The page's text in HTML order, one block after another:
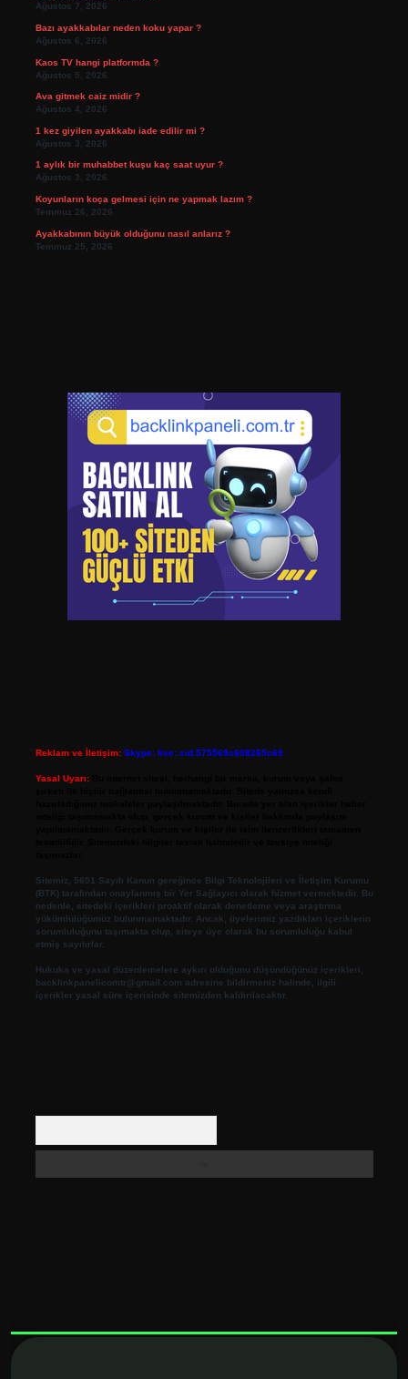
Ağustos 7, 2026
Bazı ayakkabılar neden koku yapar ?
Ağustos 6, 2026
Kaos TV hangi platformda ?
Ağustos 5, 2026
Ava gitmek caiz midir ?
Ağustos 4, 2026
1 kez giyilen ayakkabı iade edilir mi ?
Ağustos 3, 2026
1 aylık bir muhabbet kuşu kaç saat uyur ?
Ağustos 3, 2026
Koyunların koça gelmesi için ne yapmak lazım ?
Temmuz 26, 2026
Ayakkabının büyük olduğunu nasıl anlarız ?
Temmuz 25, 2026
Reklam ve İletişim: Skype: live:.cid.575569c608265c69
Yasal Uyarı:
Sitemiz, 5651 Sayılı Kanun gereğince Bilgi Teknolojileri ve İletişim Kurumu
(BTK) tarafından onaylanmış bir Yer Sağlayıcı olarak hizmet vermektedir. Bu
nedenle, sitedeki içerikleri proaktif olarak denetleme veya araştırma
yükümlülüğümüz bulunmamaktadır. Ancak, üyelerimiz yazdıkları içeriklerin
sorumluluğunu taşımakta olup, siteye üye olarak bu sorumluluğu kabul
etmiş sayılırlar.
Hukuka ve yasal düzenlemelere aykırı olduğunu düşündüğünüz içerikleri,
backlinkpanelicomtr@gmail.com adresine bildirmeniz halinde, ilgili
içerikler yasal süre içerisinde sitemizden kaldırılacaktır.